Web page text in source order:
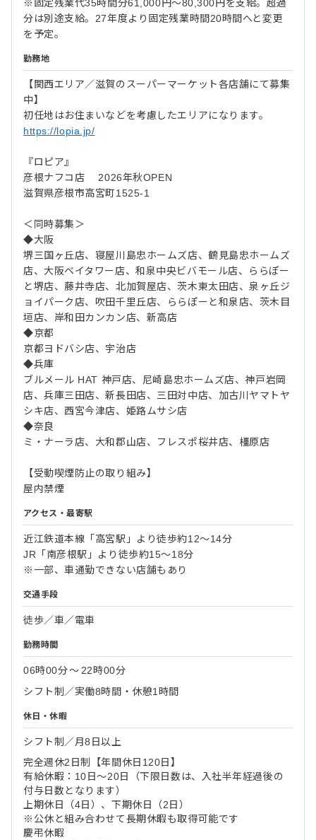
※固定残業代35時間分61,000円～80,300円を支給。超過
分は別途支給。27年度より固定残業時間20時間へと変更
を予定。
勤務地
【関西エリア／滋賀のスーパーマーケット各店舗にて募集
中】
初任地はお住まいなどを考慮したエリアになります。
https://lopia.jp/
『ロピア』
彦根ナフコ店 2026年秋OPEN
滋賀県彦根市高宮町1525-1
＜同時募集＞
◆大阪
堺三国ヶ丘店、寝屋川島忠ホームズ店、鶴見島忠ホームズ
店、大阪ベイタワー店、和泉中央ビバモール店、ららぽー
と堺店、藤井寺店、北加賀屋店、茨木東太田店、泉ヶ丘ジ
ョイパーク店、吹田千里丘店、ららぽーと和泉店、茨木目
垣店、岸和田カンカン店、新高店
◆京都
京都ヨドバシ店、宇治店
◆兵庫
ブルメール HAT 神戸店、尼崎島忠ホームズ店、神戸岩岡
店、兵庫三田店、新長田店、三田対中店、加古川ヤマトヤ
シキ店、西宮今津店、姫路ムサシ店
◆奈良
ミ・ナーラ店、大和郡山店、フレスポ桜井店、橿原店
【受動喫煙防止の取り組み】
屋内禁煙
アクセス・最寄駅
近江鉄道本線「高宮駅」より徒歩約12〜14分
JR「南彦根駅」より徒歩約15〜18分
※一部、車通勤できない店舗もあり
交通手段
徒歩／車／電車
勤務時間
06時00分〜 22時00分
シフト制／実働8時間・休憩1時間
休日・休暇
シフト制／月8日以上
完全週休2日制【年間休日120日】
有給休暇：10日～20日（下限日数は、入社半年経過後の
付与日数となります）
上期休日（4日）、下期休日（2日）
※公休と組み合わせて長期休暇も取得可能です
慶弔休暇